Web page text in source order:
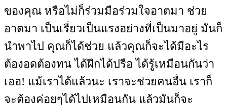
ของคุณ หรือไม่ก็ร่วมมือร่วมใจอาตมา ช่วย
อาตมา เป็นเรี่ยวเป็นแรงอย่างที่เป็นมาอยู่ มันก็
นำพาไป คุณก็ได้ช่วย แล้วคุณก็จะได้มีอะไร
ต้องอดต้องทน ได้ฝึกได้ปรือ ได้รู้เหมือนกันว่า
เออ! แม้เราได้แล้วนะ เราจะช่วยคนอื่น เราก็
จะต้องค่อยๆได้ไปเหมือนกัน แล้วมันก็จะ